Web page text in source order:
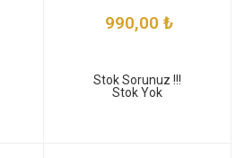
990,00 ₺
Stok Sorunuz !!!
Stok Yok